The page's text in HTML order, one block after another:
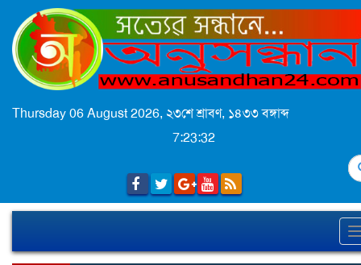
Thursday 06 August 2026, ২৩শে শ্রাবণ, ১৪৩৩ বঙ্গাব্দ
7:23:35